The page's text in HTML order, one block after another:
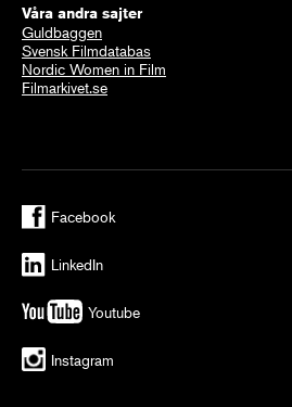
Våra andra sajter
Guldbaggen
Svensk Filmdatabas
Nordic Women in Film
Filmarkivet.se
Facebook
LinkedIn
Youtube
Instagram